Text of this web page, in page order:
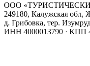
ООО
249180, Калужская обл,
д. Грибовка, тер.
ИНН 4000013790 · КПП